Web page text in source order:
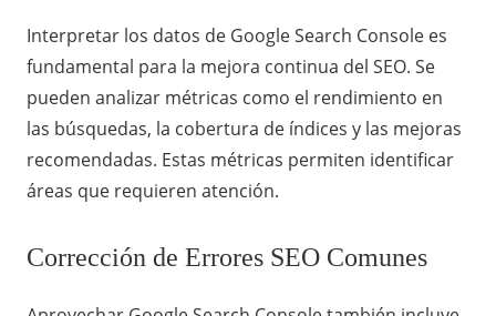
Interpretar los datos de Google Search Console es
fundamental para la mejora continua del SEO. Se
pueden analizar métricas como el rendimiento en
las búsquedas, la cobertura de índices y las mejoras
recomendadas. Estas métricas permiten identificar
áreas que requieren atención.
Corrección de Errores SEO Comunes